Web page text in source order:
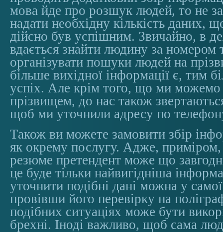
мова йде про розшук людей, то не
надати необхідну кількість даних,
дійсно був успішним. Звичайно, в
вдається знайти людину за номером
організувати пошуки людей на
більше вихідної інформації є, тим
успіх. Але крім того, що ми можемо
прізвищем, до нас також
щоб ми уточнили адресу по
Також ви можете замовити збір
як окрему послугу. Адже, приміром,
резюме претендент може що
це буде тільки найвигідніша
уточнити подібні дані можна у
провівши його перевірку на
подібних ситуаціях може бути
брехні. Іноді важливо, щоб сама